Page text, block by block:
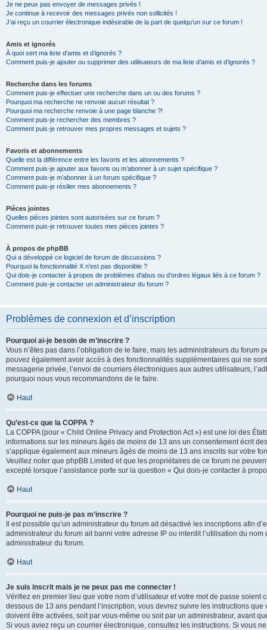
Je ne peux pas envoyer de messages privés !
Je continue à recevoir des messages privés non sollicités !
J’ai reçu un courrier électronique indésirable de la part de quelqu’un sur ce forum !
Amis et ignorés
À quoi sert ma liste d’amis et d’ignorés ?
Comment puis-je ajouter ou supprimer des utilisateurs de ma liste d’amis et d’ignorés ?
Recherche dans les forums
Comment puis-je effectuer une recherche dans un ou des forums ?
Pourquoi ma recherche ne renvoie aucun résultat ?
Pourquoi ma recherche renvoie à une page blanche ?!
Comment puis-je rechercher des membres ?
Comment puis-je retrouver mes propres messages et sujets ?
Favoris et abonnements
Quelle est la différence entre les favoris et les abonnements ?
Comment puis-je ajouter aux favoris ou m’abonner à un sujet spécifique ?
Comment puis-je m’abonner à un forum spécifique ?
Comment puis-je résilier mes abonnements ?
Pièces jointes
Quelles pièces jointes sont autorisées sur ce forum ?
Comment puis-je retrouver toutes mes pièces jointes ?
À propos de phpBB
Qui a développé ce logiciel de forum de discussions ?
Pourquoi la fonctionnalité X n’est pas disponible ?
Qui dois-je contacter à propos de problèmes d’abus ou d’ordres légaux liés à ce forum ?
Comment puis-je contacter un administrateur du forum ?
Problèmes de connexion et d’inscription
Pourquoi ai-je besoin de m’inscrire ?
Vous n’êtes pas dans l’obligation de le faire, mais les administrateurs du
pouvez également avoir accès à des fonctionnalités supplémentaires qui ne
messagerie privée, l’envoi de courriers électroniques aux autres utilisateurs,
pourquoi nous vous recommandons de le faire.
Haut
Qu’est-ce que la COPPA ?
La COPPA (pour « Child Online Privacy and Protection Act ») est une loi des
informations sur les mineurs âgés de moins de 13 ans un consentement écrit
s’applique également aux mineurs âgés de moins de 13 ans inscrits sur votre
Veuillez noter que phpBB Limited et que les propriétaires de ce forum ne
excepté lorsque l’assistance porte sur la question « Qui dois-je contacter à
Haut
Pourquoi ne puis-je pas m’inscrire ?
Il est possible qu’un administrateur du forum ait désactivé les inscriptions afin
administrateur du forum ait banni votre adresse IP ou interdit l’utilisation du
administrateur du forum.
Haut
Je suis inscrit mais je ne peux pas me connecter !
Vérifiez en premier lieu que votre nom d’utilisateur et votre mot de passe
dessous de 13 ans pendant l’inscription, vous devrez suivre les instructions
doivent être activées, soit par vous-même ou soit par un administrateur, avant
Si vous aviez reçu un courrier électronique, consultez les instructions. Si vous